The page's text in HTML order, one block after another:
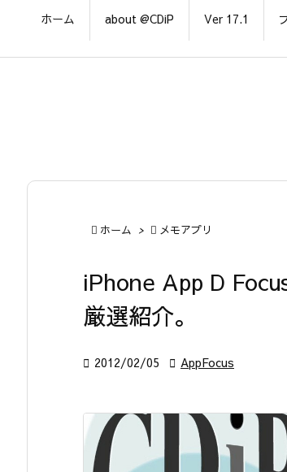
ホーム about @CDiP Ver 17.1
 ホーム >  メモアプリ
iPhone App D
厳選紹介。
 2012/02/05  AppFocus